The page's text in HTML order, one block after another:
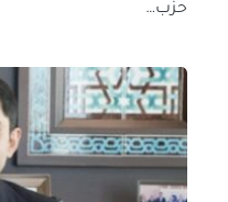
حزب…